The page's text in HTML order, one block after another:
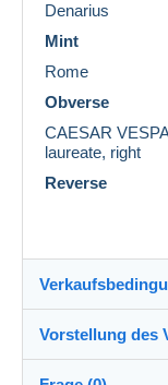
Denarius
Mint
Rome
Obverse
CAESAR
laureate, right
Reverse
ears of corn
Weight2,66 g
Diameter19 mm
Coin will be
Vorstellung des